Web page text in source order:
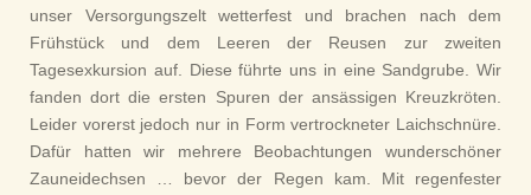
unser Versorgungszelt wetterfest und brachen nach dem
Frühstück und dem Leeren der Reusen zur zweiten
Tagesexkursion auf. Diese führte uns in eine Sandgrube. Wir
fanden dort die ersten Spuren der ansässigen Kreuzkröten.
Leider vorerst jedoch nur in Form vertrockneter Laichschnüre.
Dafür hatten wir mehrere Beobachtungen wunderschöner
Zauneidechsen … bevor der Regen kam. Mit regenfester